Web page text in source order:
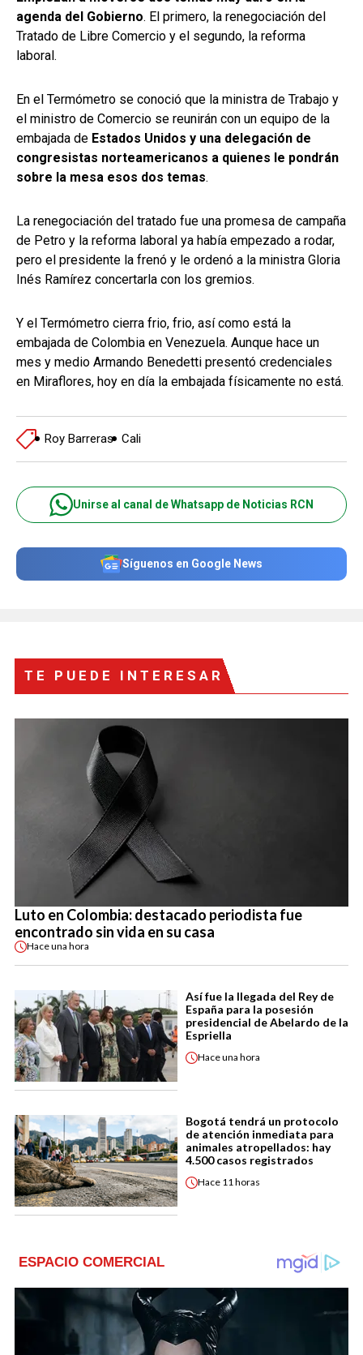
agenda del Gobierno. El primero, la renegociación del
Tratado de Libre Comercio y el segundo, la reforma
laboral.
En el Termómetro se conoció que la ministra de Trabajo y
el ministro de Comercio se reunirán con un equipo de la
embajada de Estados Unidos y una delegación de
congresistas norteamericanos a quienes le pondrán
sobre la mesa esos dos temas.
La renegociación del tratado fue una promesa de campaña
de Petro y la reforma laboral ya había empezado a rodar,
pero el presidente la frenó y le ordenó a la ministra Gloria
Inés Ramírez concertarla con los gremios.
Y el Termómetro cierra frio, frio, así como está la
embajada de Colombia en Venezuela. Aunque hace un
mes y medio Armando Benedetti presentó credenciales
en Miraflores, hoy en día la embajada físicamente no está.
Roy Barreras Cali
Unirse al canal de Whatsapp de Noticias RCN
Síguenos en Google News
TE PUEDE INTERESAR
Luto en Colombia: destacado periodista fue
encontrado sin vida en su casa
Haceuna hora
Así fue la llegada del Rey de
España para la posesión
presidencial de Abelardo de la
Espriella
Haceuna hora
Bogotá tendrá un protocolo
de atención inmediata para
animales atropellados: hay
4.500 casos registrados
Hace 11 horas